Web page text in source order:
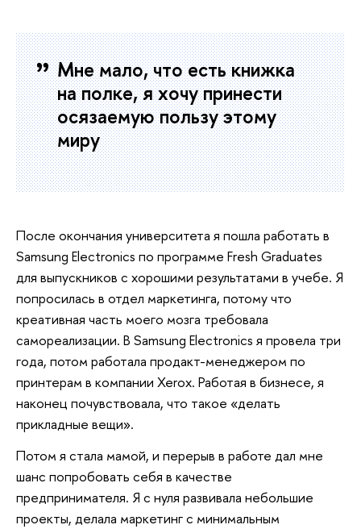
Мне мало, что есть книжка
на полке, я хочу принести
осязаемую пользу этому
миру
После окончания университета я пошла работать в
Samsung Electronics по программе Fresh Graduates
для выпускников с хорошими результатами в учебе. Я
попросилась в отдел маркетинга, потому что
креативная часть моего мозга требовала
самореализации. В Samsung Electronics я провела три
года, потом работала продакт-менеджером по
принтерам в компании Xerox. Работая в бизнесе, я
наконец почувствовала, что такое «делать
прикладные вещи».
Потом я стала мамой, и перерыв в работе дал мне
шанс попробовать себя в качестве
предпринимателя. Я с нуля развивала небольшие
проекты, делала маркетинг с минимальным